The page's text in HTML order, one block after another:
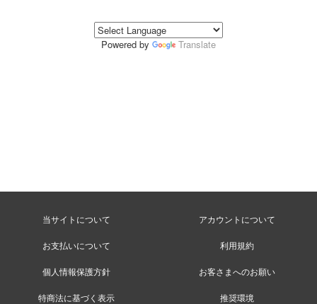
Powered by Translate
当サイトについて アカウントについて
お支払いについて 利用規約
個人情報保護方針 お客さまへのお願い
特商法に基づく表示 推奨環境